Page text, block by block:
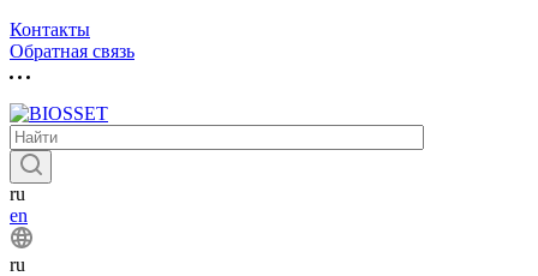
Контакты
Обратная связь
ru
en
ru